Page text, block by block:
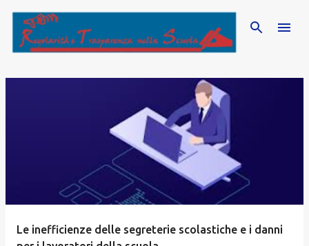
Passa ai contenuti principali
Le inefficienze delle segreterie scolastiche e i danni